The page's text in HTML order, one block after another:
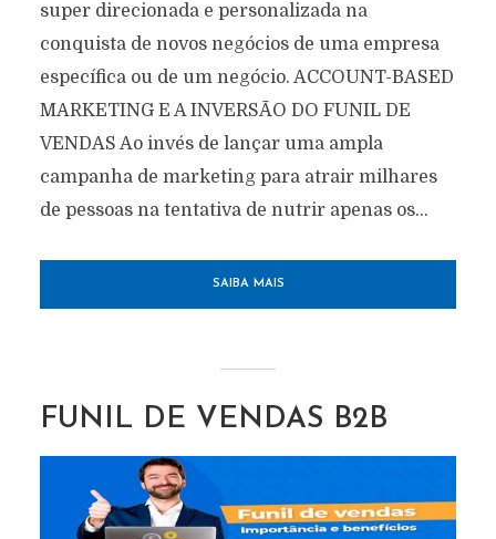
super direcionada e personalizada na
conquista de novos negócios de uma empresa
específica ou de um negócio. ACCOUNT-BASED
MARKETING E A INVERSÃO DO FUNIL DE
VENDAS Ao invés de lançar uma ampla
campanha de marketing para atrair milhares
de pessoas na tentativa de nutrir apenas os...
SAIBA MAIS
FUNIL DE VENDAS B2B